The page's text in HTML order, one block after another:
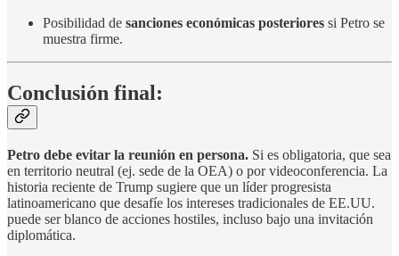
Posibilidad de sanciones económicas posteriores si Petro se
muestra firme.
Conclusión final:
Petro debe evitar la reunión en persona. Si es obligatoria, que sea
en territorio neutral (ej. sede de la OEA) o por videoconferencia. La
historia reciente de Trump sugiere que un líder progresista
latinoamericano que desafíe los intereses tradicionales de EE.UU.
puede ser blanco de acciones hostiles, incluso bajo una invitación
diplomática.